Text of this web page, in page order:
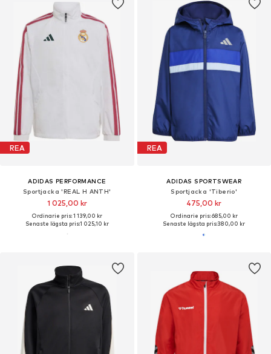
REA
ADIDAS PERFORMANCE
Sportjacka 'REAL H ANTH'
1 025,00 kr
Ordinarie pris: 1 139,00 kr
Senaste lägsta pris:1 025,10 kr
REA
ADIDAS SPORTSWEAR
Sportjacka 'Tiberio'
475,00 kr
Ordinarie pris: 685,00 kr
Senaste lägsta pris:380,00 kr